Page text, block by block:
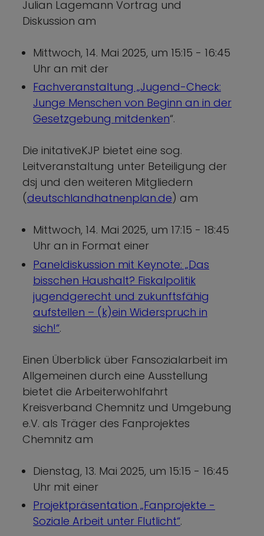
Julian Lagemann Vortrag und
Diskussion am
Mittwoch, 14. Mai 2025, um 15:15 - 16:45
Uhr an mit der
Fachveranstaltung „Jugend-Check:
Junge Menschen von Beginn an in der
Gesetzgebung mitdenken“.
Die initativeKJP bietet eine sog.
Leitveranstaltung unter Beteiligung der
dsj und den weiteren Mitgliedern
(deutschlandhatnenplan.de) am
Mittwoch, 14. Mai 2025, um 17:15 - 18:45
Uhr an in Format einer
Paneldiskussion mit Keynote: „Das
bisschen Haushalt? Fiskalpolitik
jugendgerecht und zukunftsfähig
aufstellen – (k)ein Widerspruch in
sich!“.
Einen Überblick über Fansozialarbeit im
Allgemeinen durch eine Ausstellung
bietet die Arbeiterwohlfahrt
Kreisverband Chemnitz und Umgebung
e.V. als Träger des Fanprojektes
Chemnitz am
Dienstag, 13. Mai 2025, um 15:15 - 16:45
Uhr mit einer
Projektpräsentation „Fanprojekte -
Soziale Arbeit unter Flutlicht“.